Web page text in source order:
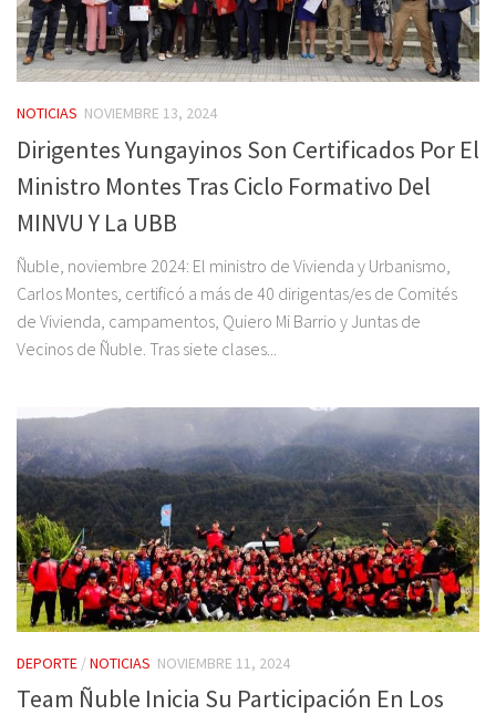
NOTICIAS NOVIEMBRE 13, 2024
Dirigentes Yungayinos Son Certificados Por El
Ministro Montes Tras Ciclo Formativo Del
MINVU Y La UBB
Ñuble, noviembre 2024: El ministro de Vivienda y Urbanismo,
Carlos Montes, certificó a más de 40 dirigentas/es de Comités
de Vivienda, campamentos, Quiero Mi Barrio y Juntas de
Vecinos de Ñuble. Tras siete clases...
DEPORTE /NOTICIAS NOVIEMBRE 11, 2024
Team Ñuble Inicia Su Participación En Los